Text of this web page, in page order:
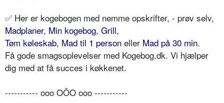
✅ Her er kogebogen med nemme opskrifter, - prøv selv,
Madplaner, Min kogebog, Grill,
Tøm køleskab, Mad til 1 person eller Mad på 30 min.
Få gode smagsoplevelser med Kogebog.dk. Vi hjælper
dig med at få succes i køkkenet.
----------- ooo OÔO ooo -----------